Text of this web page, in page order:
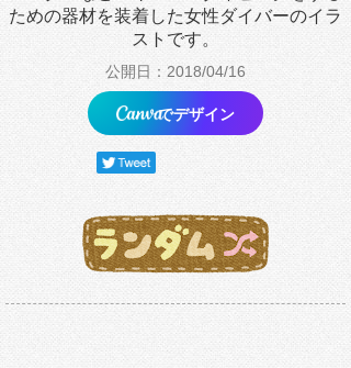
ための器材を装着した女性ダイバーのイラ
ストです。
公開日：2018/04/16
でデザイン